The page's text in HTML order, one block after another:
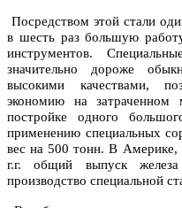
Посредством этой стали
в шесть раз большую
инструментов.
значительно дороже
высокими качествами,
экономию на
постройке одного
применению специальных
вес на 500 тонн. В Америке,
г.г. общий выпуск
производство специальной